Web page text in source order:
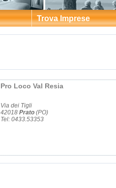
Trova Imprese
Pro Loco Val Resia
Via dei Tigli
42018 Prato (PO)
Tel: 0433.53353